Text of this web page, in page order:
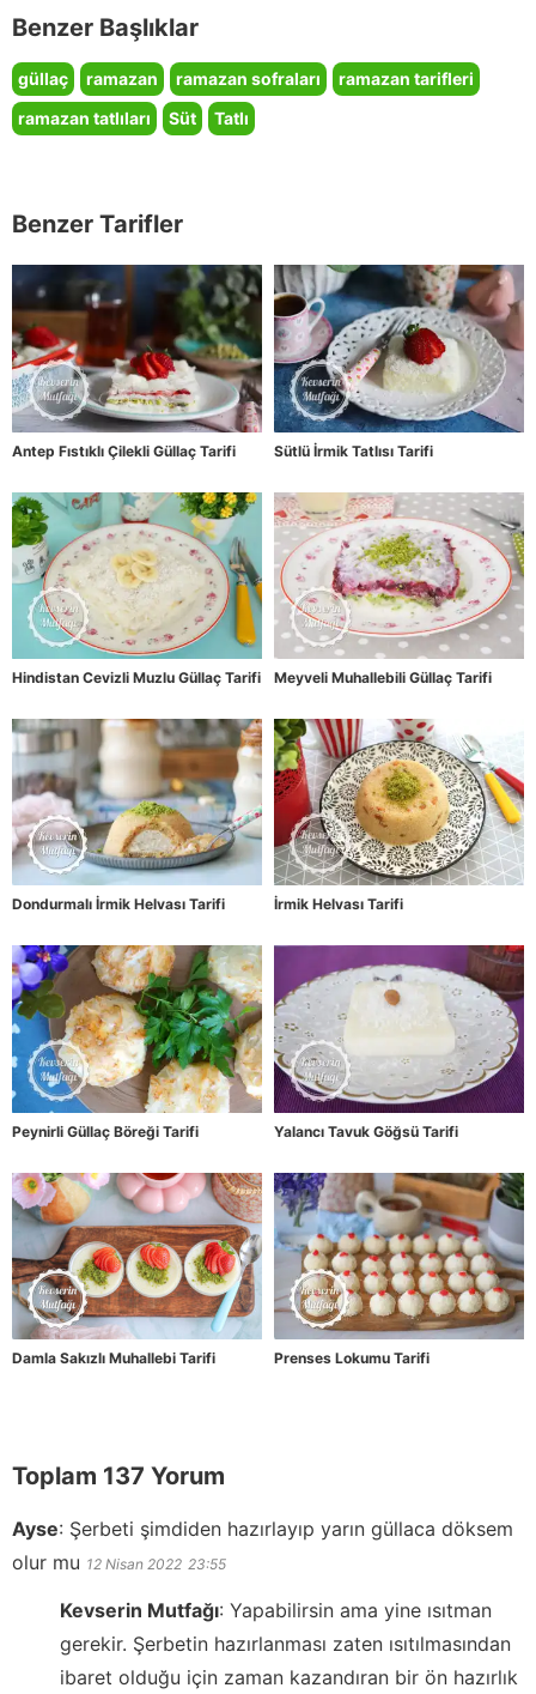
Benzer Başlıklar
güllaç ramazan ramazan sofraları
ramazan tarifleri
ramazan tatlıları
Süt Tatlı
Benzer Tarifler
Antep Fıstıklı Çilekli Güllaç Tarifi Sütlü İrmik Tatlısı Tarifi
Hindistan Cevizli Muzlu Güllaç Tarifi Meyveli Muhallebili Güllaç Tarifi
Dondurmalı İrmik Helvası Tarifi İrmik Helvası Tarifi
Peynirli Güllaç Böreği Tarifi Yalancı Tavuk Göğsü Tarifi
Damla Sakızlı Muhallebi Tarifi Prenses Lokumu Tarifi
Toplam 137 Yorum
Ayse: Şerbeti şimdiden hazırlayıp yarın güllaca döksem
olur mu 12 Nisan 2022 23:55
Kevserin Mutfağı: Yapabilirsin ama yine ısıtman
gerekir. Şerbetin hazırlanması zaten ısıtılmasından
ibaret olduğu için zaman kazandıran bir ön hazırlık